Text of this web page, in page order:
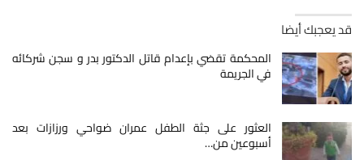
قد يعجبك أيضا
المحكمة تقضي بإعدام قاتل الدكتور بدر و سجن شركائه
في الجريمة
العثور على جثة الطفل عمران ضواحي ورزازات بعد
أسبوعين من…